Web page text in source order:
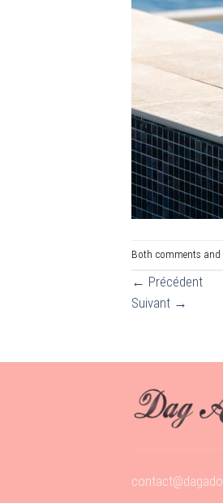
Both comments and
← Précédent
Suivant →